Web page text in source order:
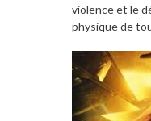
violence et le
physique de